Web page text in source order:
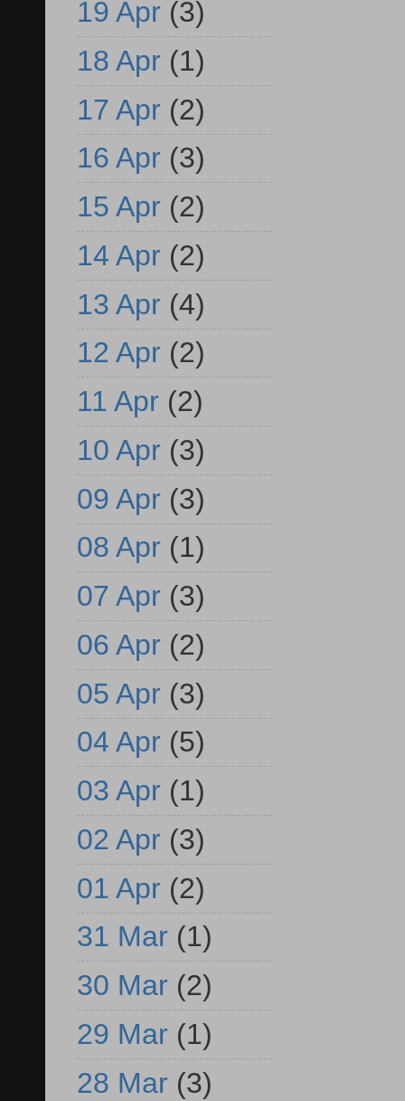
19 Apr (3)
18 Apr (1)
17 Apr (2)
16 Apr (3)
15 Apr (2)
14 Apr (2)
13 Apr (4)
12 Apr (2)
11 Apr (2)
10 Apr (3)
09 Apr (3)
08 Apr (1)
07 Apr (3)
06 Apr (2)
05 Apr (3)
04 Apr (5)
03 Apr (1)
02 Apr (3)
01 Apr (2)
31 Mar (1)
30 Mar (2)
29 Mar (1)
28 Mar (3)